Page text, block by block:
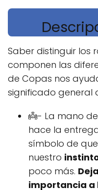
Saber distinguir los
componen las
de Copas nos
significado general
👼- La mano de
hace la
símbolo de
nuestro
poco más.
importancia a